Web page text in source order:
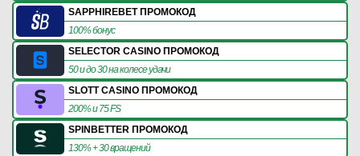
SAPPHIREBET ПРОМОКОД
100% бонус
SELECTOR CASINO ПРОМОКОД
50 и до 30 на колесе удачи
SLOTT CASINO ПРОМОКОД
200% и 75 FS
SPINBETTER ПРОМОКОД
130% + 30 вращений